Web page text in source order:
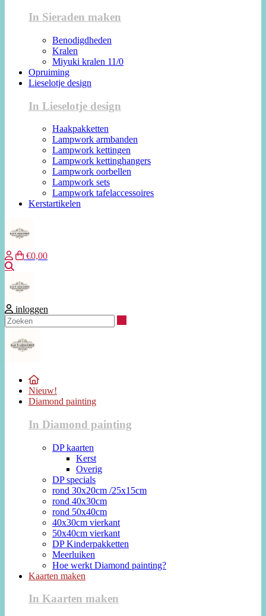
In Sieraden maken
Benodigdheden
Kralen
Miyuki kralen 11/0
Opruiming
Lieselotje design
In Lieselotje design
Haakpakketten
Lampwork armbanden
Lampwork kettingen
Lampwork kettinghangers
Lampwork oorbellen
Lampwork sets
Lampwork tafelaccessoires
Kerstartikelen
€0,00
inloggen
Nieuw!
Diamond painting
In Diamond painting
DP kaarten
Kerst
Overig
DP specials
rond 30x20cm /25x15cm
rond 40x30cm
rond 50x40cm
40x30cm vierkant
50x40cm vierkant
DP Kinderpakketten
Meerluiken
Hoe werkt Diamond painting?
Kaarten maken
In Kaarten maken